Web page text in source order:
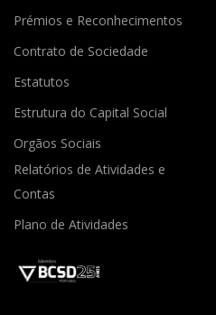
Prémios e Reconhecimentos
Contrato de Sociedade
Estatutos
Estrutura do Capital Social
Orgãos Sociais
Relatórios de Atividades e
Contas
Plano de Atividades